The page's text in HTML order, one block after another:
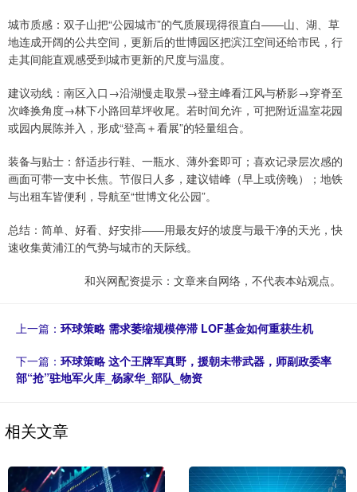
城市质感：双子山把“公园城市”的气质展现得很直白——山、湖、草
地连成开阔的公共空间，更新后的世博园区把滨江空间还给市民，行
走其间能直观感受到城市更新的尺度与温度。
建议动线：南区入口→沿湖慢走取景→登主峰看江风与桥影→穿脊至
次峰换角度→林下小路回草坪收尾。若时间允许，可把附近温室花园
或园内展陈并入，形成“登高＋看展”的轻量组合。
装备与贴士：舒适步行鞋、一瓶水、薄外套即可；喜欢记录层次感的
画面可带一支中长焦。节假日人多，建议错峰（早上或傍晚）；地铁
与出租车皆便利，导航至“世博文化公园”。
总结：简单、好看、好安排——用最友好的坡度与最干净的天光，快
速收集黄浦江的气势与城市的天际线。
和兴网配资提示：文章来自网络，不代表本站观点。
上一篇： 环球策略 需求萎缩规模停滞 LOF基金如何重获生机
下一篇： 环球策略 这个王牌军真野，援朝未带武器，师副政委率
部“抢”驻地军火库_杨家华_部队_物资
相关文章